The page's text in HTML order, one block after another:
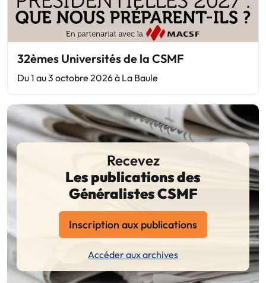
32èmes Universités de la CSMF
Du 1 au 3 octobre 2026 à La Baule
Recevez
Les publications des
Généralistes CSMF
Inscription aux publications
Accéder aux archives